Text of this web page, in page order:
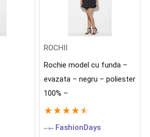
ROCHII
Rochie model cu funda –
evazata – negru – poliester
100% –
★ ★ ★ ★ ★
FashionDays